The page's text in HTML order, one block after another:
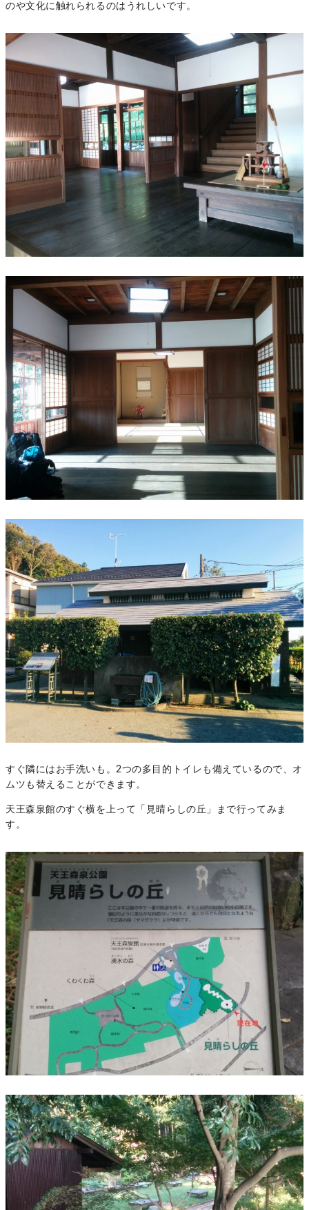
のや文化に触れられるのはうれしいです。
すぐ隣にはお手洗いも。2つの多目的トイレも備えているので、オ
ムツも替えることができます。
天王森泉館のすぐ横を上って「見晴らしの丘」まで行ってみま
す。